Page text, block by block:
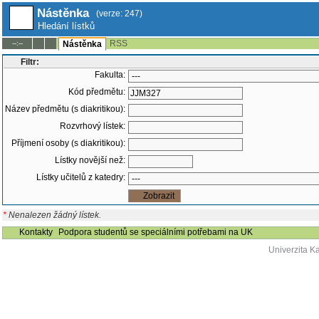
Nástěnka (verze: 247)
Hledání lístků
--:-- Nástěnka
RSS
Filtr:
Fakulta:
Kód předmětu:
Název předmětu (s diakritikou):
Rozvrhový lístek:
Příjmení osoby (s diakritikou):
Lístky novější než:
Lístky učitelů z katedry:
* Nenalezen žádný lístek.
Kontakty
Podpora studentů se speciálními potřebami na UK
Univerzita